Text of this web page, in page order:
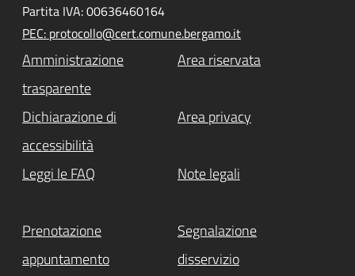
Partita IVA: 00636460164
PEC: protocollo@cert.comune.bergamo.it
Amministrazione
trasparente
Area riservata
Dichiarazione di
accessibilità
Area privacy
Leggi le FAQ Note legali
Prenotazione
appuntamento
Segnalazione
disservizio